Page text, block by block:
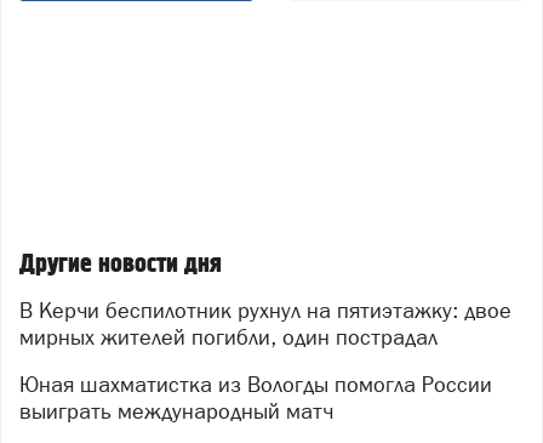
Другие новости дня
В Керчи беспилотник рухнул на пятиэтажку: двое
мирных жителей погибли, один пострадал
Юная шахматистка из Вологды помогла России
выиграть международный матч